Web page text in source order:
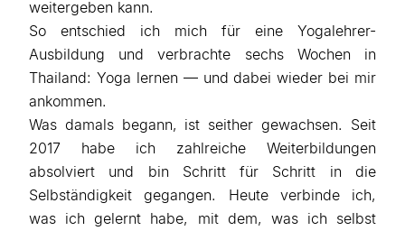
weitergeben kann.
So entschied ich mich für eine Yogalehrer-
Ausbildung und verbrachte sechs Wochen in
Thailand: Yoga lernen — und dabei wieder bei mir
ankommen.
Was damals begann, ist seither gewachsen. Seit
2017 habe ich zahlreiche Weiterbildungen
absolviert und bin Schritt für Schritt in die
Selbständigkeit gegangen. Heute verbinde ich,
was ich gelernt habe, mit dem, was ich selbst